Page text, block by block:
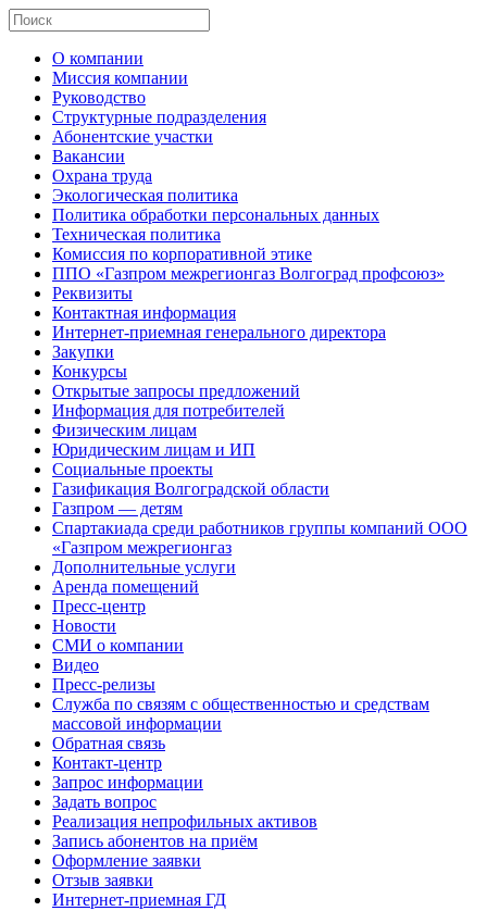
О компании
Миссия компании
Руководство
Структурные подразделения
Абонентские участки
Вакансии
Охрана труда
Экологическая политика
Политика обработки персональных данных
Техническая политика
Комиссия по корпоративной этике
ППО «Газпром межрегионгаз Волгоград профсоюз»
Реквизиты
Контактная информация
Интернет-приемная генерального директора
Закупки
Конкурсы
Открытые запросы предложений
Информация для потребителей
Физическим лицам
Юридическим лицам и ИП
Социальные проекты
Газификация Волгоградской области
Газпром — детям
Спартакиада среди работников группы компаний ООО
«Газпром межрегионгаз
Дополнительные услуги
Аренда помещений
Пресс-центр
Новости
СМИ о компании
Видео
Пресс-релизы
Служба по связям с общественностью и средствам
массовой информации
Обратная связь
Контакт-центр
Запрос информации
Задать вопрос
Реализация непрофильных активов
Запись абонентов на приём
Оформление заявки
Отзыв заявки
Интернет-приемная ГД